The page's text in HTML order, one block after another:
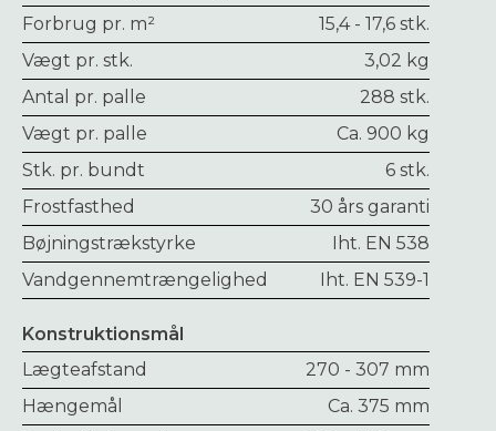
Forbrug pr. m²
15,4 - 17,6 stk.
Vægt pr. stk.
3,02 kg
Antal pr. palle
288 stk.
Vægt pr. palle
Ca. 900 kg
Stk. pr. bundt
6 stk.
Frostfasthed
30 års garanti
Bøjningstrækstyrke
Iht. EN 538
Vandgennemtrængelighed
Iht. EN 539-1
Konstruktionsmål
Lægteafstand
270 - 307 mm
Hængemål
Ca. 375 mm